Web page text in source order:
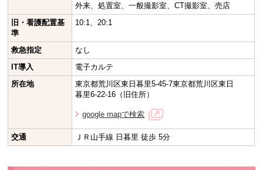
外来、処置室、一般撮影室、CT撮影室、売店
旧・看護配置基
準
10:1、20:1
救急指定
なし
IT導入
電子カルテ
所在地
東京都荒川区東日暮里5-45-7東京都荒川区東日
暮里6-22-16（旧住所）
google mapで検索
交通 ＪＲ山手線 日暮里 徒歩 5分